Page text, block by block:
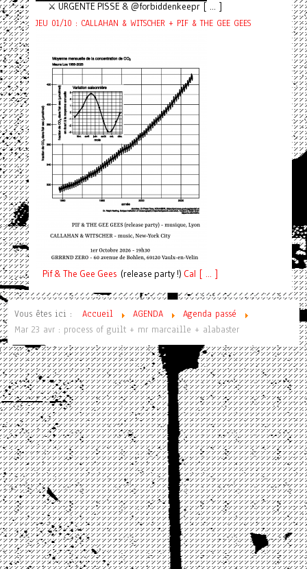
⚔️ URGENTE PISSE & @forbiddenkeepr [ ... ]
JEU 01/10 : CALLAHAN & WITSCHER + PIF & THE GEE GEES
Pif& The Gee Gees (release party !) Cal [ ... ]
Vous êtes ici : Accueil AGENDA
Agenda passé
Mar 23 avr : process of guilt + mr marcaille + alabaster